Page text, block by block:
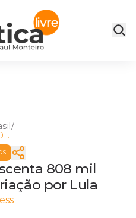
/
808 mil
por Lula